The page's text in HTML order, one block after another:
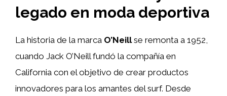
legado en moda deportiva
La historia de la marca O’Neillse remonta a 1952,
cuando Jack O’Neill fundó la compañía en
California con el objetivo de crear productos
innovadores para los amantes del surf. Desde